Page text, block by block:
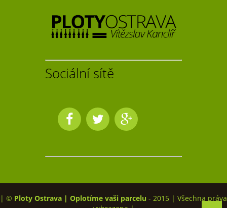
Sociální sítě
| © Ploty Ostrava | Oplotíme vaši parcelu - 2015 | Všechna práva